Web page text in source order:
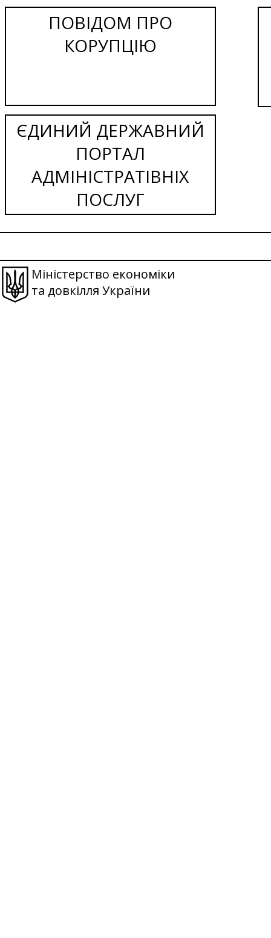
ПОВІДОМ ПРО
КОРУПЦІЮ
ЄДИНИЙ ДЕРЖАВНИЙ
ПОРТАЛ
АДМІНІСТРАТІВНІХ
ПОСЛУГ
Міністерство економіки
та довкілля України